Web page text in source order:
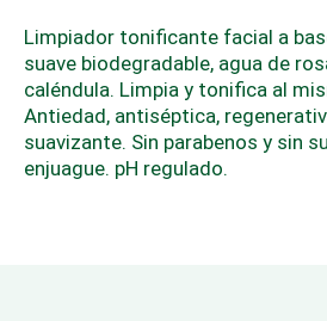
Limpiador tonificante facial a
suave biodegradable, agua de
caléndula. Limpia y tonifica al
Antiedad, antiséptica,
suavizante. Sin parabenos y sin
enjuague. pH regulado.